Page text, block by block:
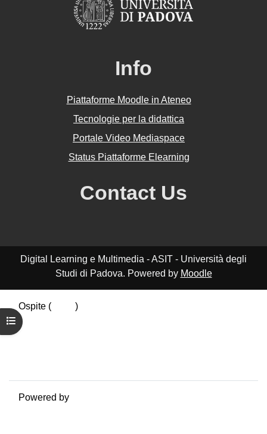
Apri indice del corso
Info
Piattaforme Moodle in Ateneo
Tecnologie per la didattica
Portale Video Mediaspace
Status Piattaforme Elearning
Contact Us
Digital Learning e Multimedia - ASIT - Università degli
Studi di Padova. Powered by Moodle
Ospite (
)
Riepilogo della conservazione dei dati
Politiche
Powered by